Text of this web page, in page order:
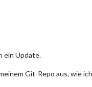
ein Update.
Git-Repo aus, wie